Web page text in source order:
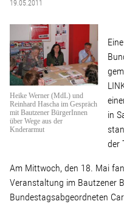
Linke
19.05.2011
Heike Werner (MdL) und
Reinhard Hascha im Gespräch
mit Bautzener BürgerInnen
über Wege aus der
Knderarmut
in
der
Am Mittwoch, den 18. Mai
Veranstaltung im Bautzener
Bundestagsabgeordneten